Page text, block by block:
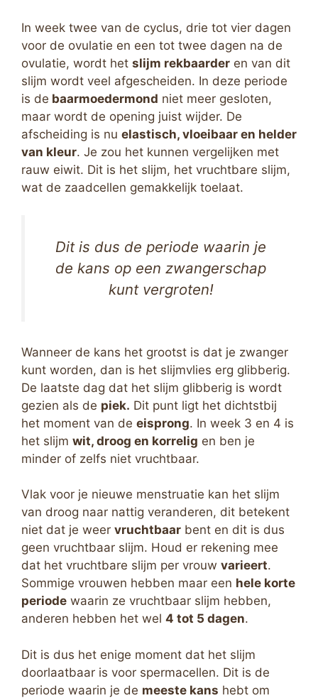
In week twee van de cyclus, drie tot vier dagen
voor de ovulatie en een tot twee dagen na de
ovulatie, wordt het slijm rekbaarder en van dit
slijm wordt veel afgescheiden. In deze periode
is de baarmoedermond niet meer gesloten,
maar wordt de opening juist wijder. De
afscheiding is nu elastisch, vloeibaar en helder
van kleur. Je zou het kunnen vergelijken met
rauw eiwit. Dit is het slijm, het vruchtbare slijm,
wat de zaadcellen gemakkelijk toelaat.
Dit is dus de periode waarin je
de kans op een zwangerschap
kunt vergroten!
Wanneer de kans het grootst is dat je zwanger
kunt worden, dan is het slijmvlies erg glibberig.
De laatste dag dat het slijm glibberig is wordt
gezien als de piek. Dit punt ligt het dichtstbij
het moment van de eisprong. In week 3 en 4 is
het slijm wit, droog en korrelig en ben je
minder of zelfs niet vruchtbaar.
Vlak voor je nieuwe menstruatie kan het slijm
van droog naar nattig veranderen, dit betekent
niet dat je weer vruchtbaar bent en dit is dus
geen vruchtbaar slijm. Houd er rekening mee
dat het vruchtbare slijm per vrouw varieert.
Sommige vrouwen hebben maar een hele korte
periode waarin ze vruchtbaar slijm hebben,
anderen hebben het wel 4 tot 5 dagen.
Dit is dus het enige moment dat het slijm
doorlaatbaar is voor spermacellen. Dit is de
periode waarin je de meeste kans hebt om